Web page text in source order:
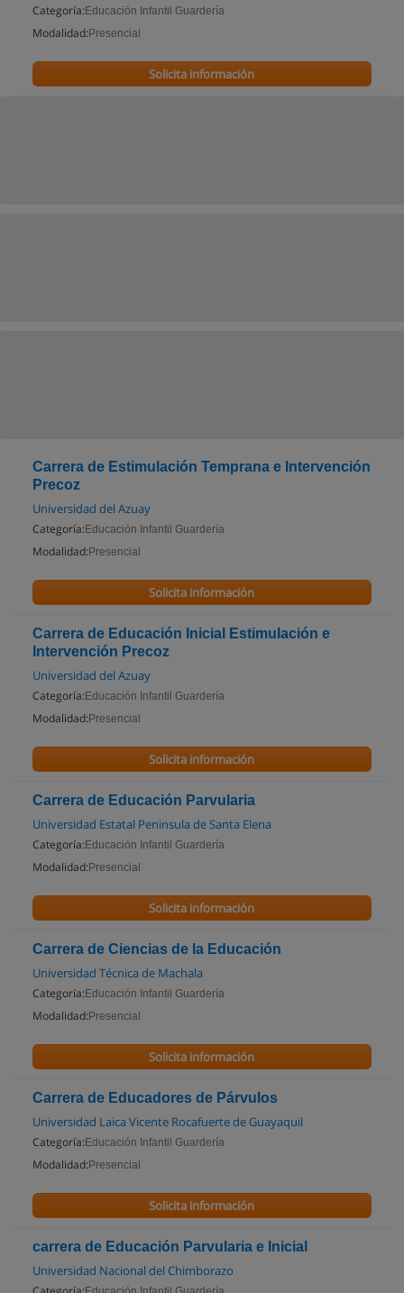
Categoría: Educación Infantil Guardería
Modalidad: Presencial
Solicita información
Carrera de Estimulación Temprana e Intervención
Precoz
Universidad del Azuay
Categoría: Educación Infantil Guardería
Modalidad: Presencial
Solicita información
Carrera de Educación Inicial Estimulación e
Intervención Precoz
Universidad del Azuay
Categoría: Educación Infantil Guardería
Modalidad: Presencial
Solicita información
Carrera de Educación Parvularia
Universidad Estatal Peninsula de Santa Elena
Categoría: Educación Infantil Guardería
Modalidad: Presencial
Solicita información
Carrera de Ciencias de la Educación
Universidad Técnica de Machala
Categoría: Educación Infantil Guardería
Modalidad: Presencial
Solicita información
Carrera de Educadores de Párvulos
Universidad Laica Vicente Rocafuerte de Guayaquil
Categoría: Educación Infantil Guardería
Modalidad: Presencial
Solicita información
carrera de Educación Parvularia e Inicial
Universidad Nacional del Chimborazo